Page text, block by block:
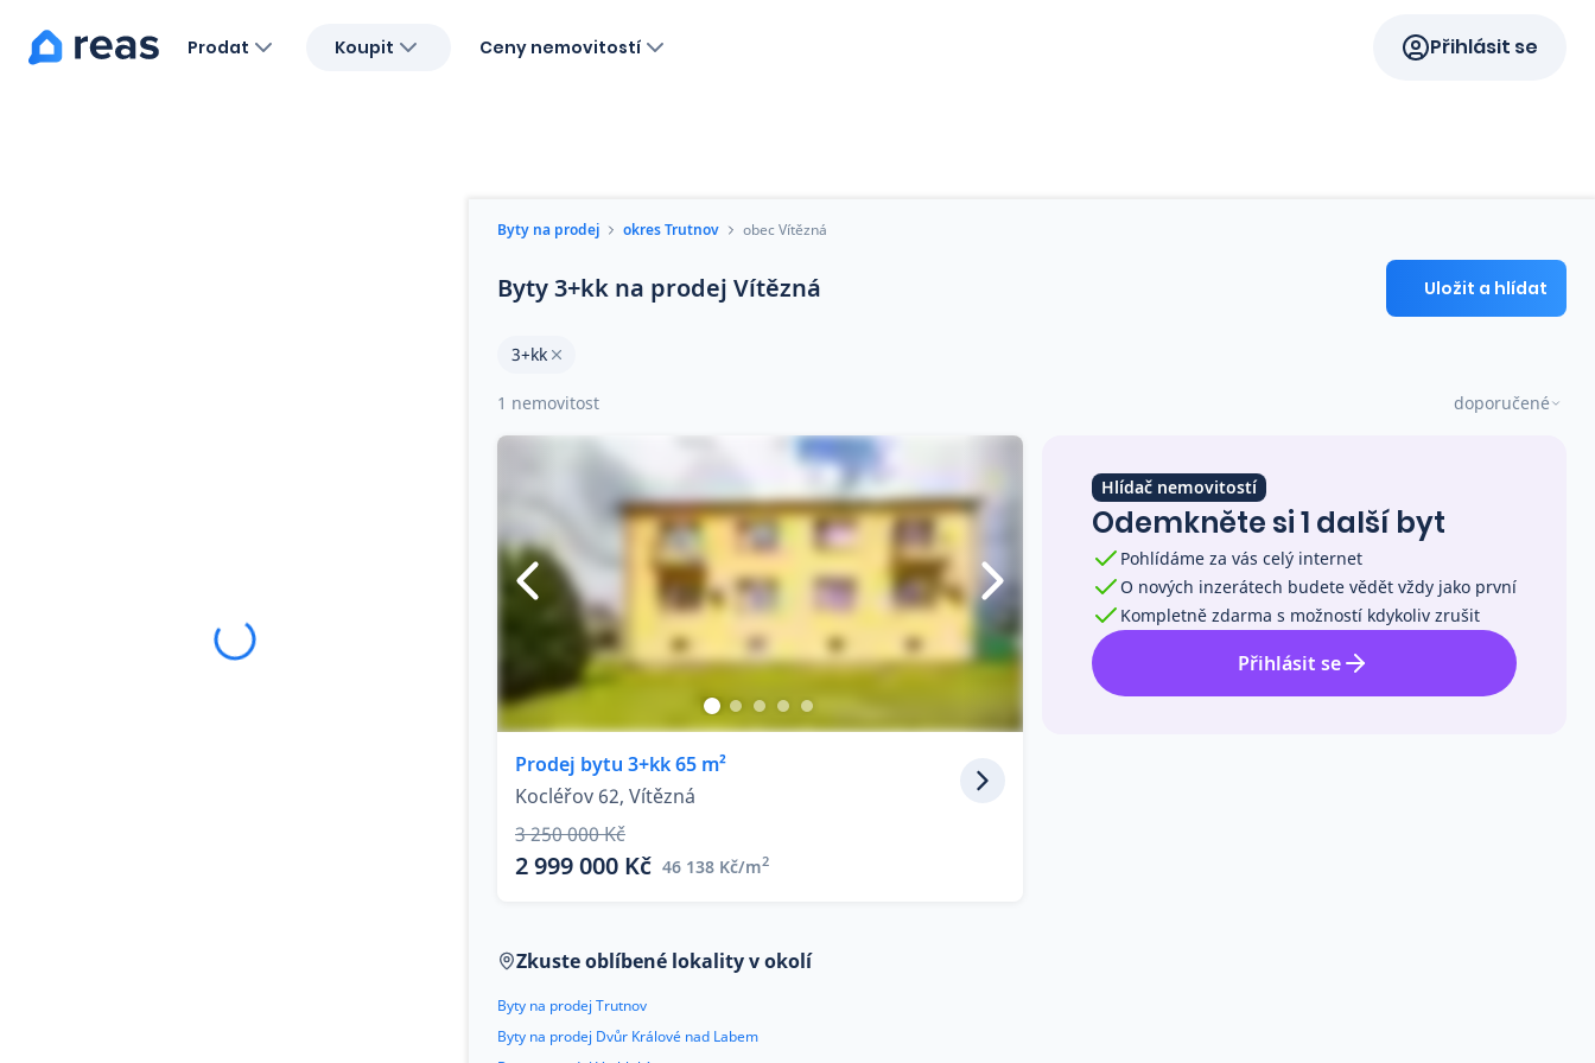
Prodat Koupit Ceny nemovitostí Přihlásit se
Byty na prodej okres Trutnov obec Vítězná
Byty 3+kk na prodej Vítězná Uložit a hlídat
3+kk
1 nemovitost doporučené
Prodej bytu 3+kk 65 m²
Kocléřov 62, Vítězná
3 250 000 Kč
2 999 000 Kč 46 138 Kč/m2
Hlídač nemovitostí
Odemkněte si 1 další byt
Pohlídáme za vás celý internet
O nových inzerátech budete vědět vždy jako první
Kompletně zdarma s možností kdykoliv zrušit
Přihlásit se
Zkuste oblíbené lokality v okolí
Byty na prodej Trutnov
Byty na prodej Dvůr Králové nad Labem